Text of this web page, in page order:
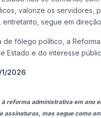
valorize os servidores,
segue em
fôlego político, a
e do interesse
2026
reforma administrativa em ano
assinaturas, mas segue como